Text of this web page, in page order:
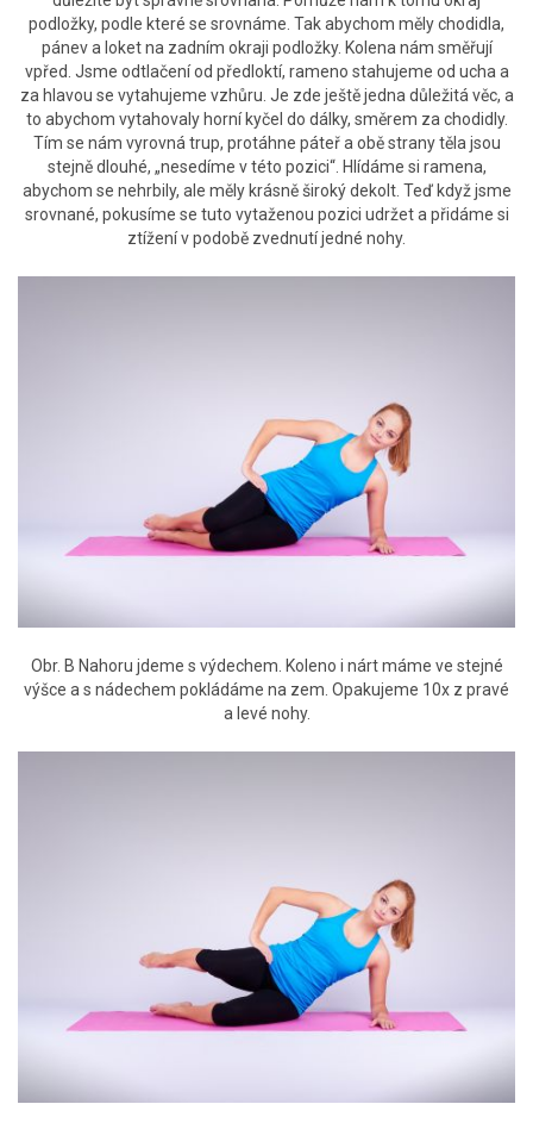
podložky, podle které se srovnáme. Tak abychom měly chodidla,
pánev a loket na zadním okraji podložky. Kolena nám směřují
vpřed. Jsme odtlačení od předloktí, rameno stahujeme od ucha a
za hlavou se vytahujeme vzhůru. Je zde ještě jedna důležitá věc, a
to abychom vytahovaly horní kyčel do dálky, směrem za chodidly.
Tím se nám vyrovná trup, protáhne páteř a obě strany těla jsou
stejně dlouhé, „nesedíme v této pozici“. Hlídáme si ramena,
abychom se nehrbily, ale měly krásně široký dekolt. Teď když jsme
srovnané, pokusíme se tuto vytaženou pozici udržet a přidáme si
ztížení v podobě zvednutí jedné nohy.
Obr. B Nahoru jdeme s výdechem. Koleno i nárt máme ve stejné
výšce a s nádechem pokládáme na zem. Opakujeme 10x z pravé
a levé nohy.